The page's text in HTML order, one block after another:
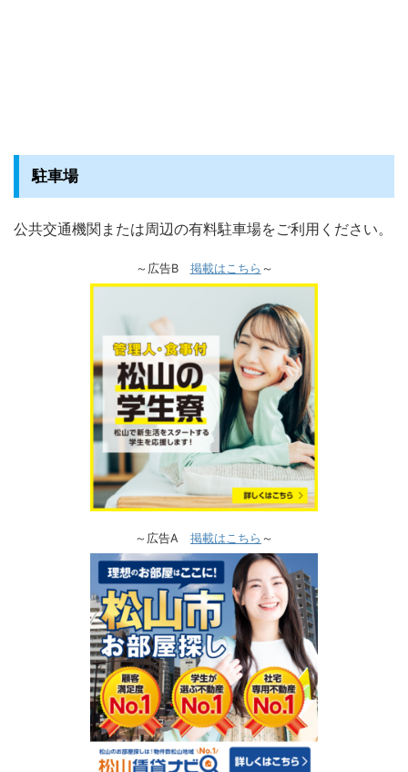
駐車場
公共交通機関または周辺の有料駐車場をご利用ください。
～広告B 掲載はこちら ～
～広告A 掲載はこちら ～